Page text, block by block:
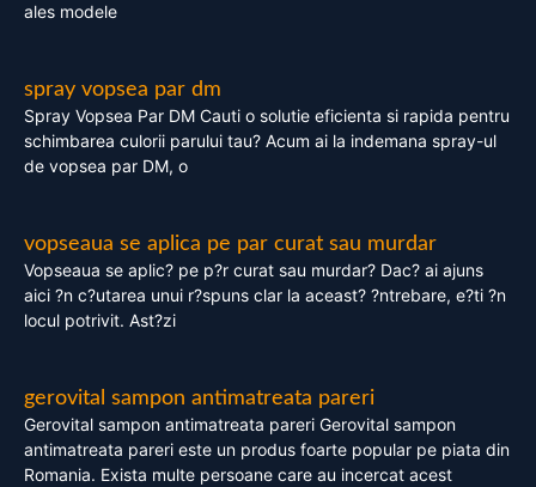
ales modele
spray vopsea par dm
Spray Vopsea Par DM Cauti o solutie eficienta si rapida pentru
schimbarea culorii parului tau? Acum ai la indemana spray-ul
de vopsea par DM, o
vopseaua se aplica pe par curat sau murdar
Vopseaua se aplic? pe p?r curat sau murdar? Dac? ai ajuns
aici ?n c?utarea unui r?spuns clar la aceast? ?ntrebare, e?ti ?n
locul potrivit. Ast?zi
gerovital sampon antimatreata pareri
Gerovital sampon antimatreata pareri Gerovital sampon
antimatreata pareri este un produs foarte popular pe piata din
Romania. Exista multe persoane care au incercat acest